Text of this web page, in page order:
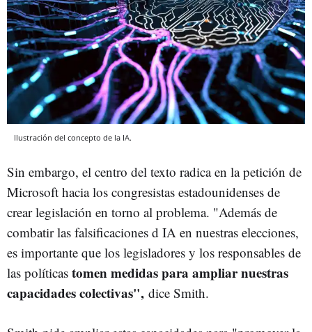
Ilustración del concepto de la IA.
Sin embargo, el centro del texto radica en la petición de
Microsoft hacia los congresistas estadounidenses de
crear legislación en torno al problema. "Además de
combatir las falsificaciones d IA en nuestras elecciones,
es importante que los legisladores y los responsables de
las políticas tomen medidas para ampliar nuestras
capacidades colectivas", dice Smith.